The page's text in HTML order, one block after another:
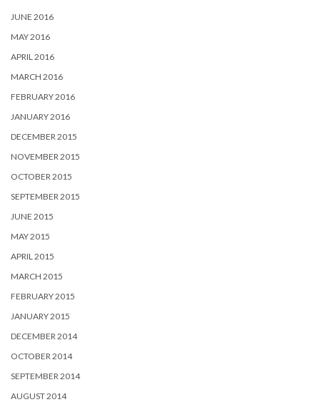
JUNE 2016
MAY 2016
APRIL 2016
MARCH 2016
FEBRUARY 2016
JANUARY 2016
DECEMBER 2015
NOVEMBER 2015
OCTOBER 2015
SEPTEMBER 2015
JUNE 2015
MAY 2015
APRIL 2015
MARCH 2015
FEBRUARY 2015
JANUARY 2015
DECEMBER 2014
OCTOBER 2014
SEPTEMBER 2014
AUGUST 2014